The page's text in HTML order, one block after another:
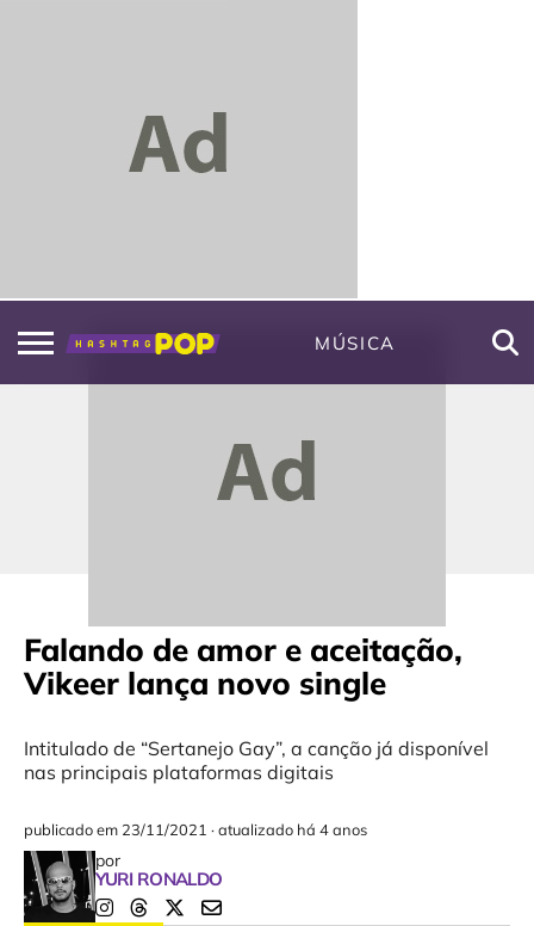
MÚSICA
Falando de amor e aceitação,
Vikeer lança novo single
Intitulado de “Sertanejo Gay”, a canção já disponível
nas principais plataformas digitais
publicado em 23/11/2021 ·atualizado há 4 anos
por
YURI RONALDO